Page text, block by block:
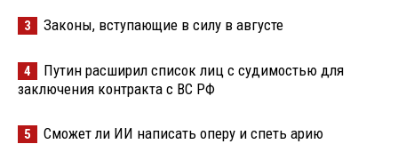
3 Законы, вступающие в силу в августе
4
Путин расширил список лиц с судимостью для
заключения контракта с ВС РФ
5 Сможет ли ИИ написать оперу и спеть арию